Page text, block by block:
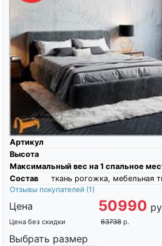
Артикул
Высота
Максимальный вес на 1 спальное
Состав
ткань рогожка, мебельная
Отзывы покупателей (1)
Цена 50990
Цена без скидки 63738 р.
Выбрать размер